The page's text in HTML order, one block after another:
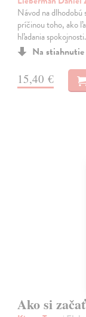
Návod na
príčinou toho, ako
hľadania
Na
15,40 €
Ako si